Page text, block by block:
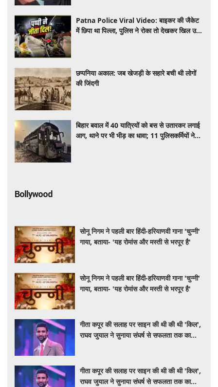
Patna Police Viral Video: बाइकर की जैकेट
में छिपा था पिल्ला, पुलिस ने रोका तो देखकर खिल उठे
छप्पनिया अकाल: जब खेजड़ी के सहारे बची थी लोगों
की जिंदगी
बिहार बवाल में 40 यात्रियों को बस से उतारकर लगाई
आग, थाने पर भी भीड़ का धावा; 11 पुलिसकर्मियों ने
Bollywood
सोनू निगम ने पहली बार हिंदी-हरियाणवी गाना 'चुन्नी'
गाया, बताया- 'यह रोमांस और मस्ती से भरपूर है'
सोनू निगम ने पहली बार हिंदी-हरियाणवी गाना 'चुन्नी'
गाया, बताया- 'यह रोमांस और मस्ती से भरपूर है'
गीता कपूर की सलाह पर साइन की थी की थी 'किल',
राघव जुयाल ने सुनाया संघर्ष से सफलता तक का
गीता कपूर की सलाह पर साइन की थी की थी 'किल',
राघव जुयाल ने सुनाया संघर्ष से सफलता तक का